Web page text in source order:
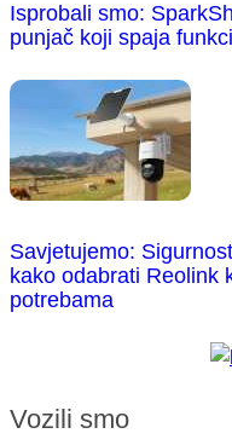
Isprobali smo:
punjač koji spaja
Savjetujemo:
kako odabrati Reolink
potrebama
Vozili smo